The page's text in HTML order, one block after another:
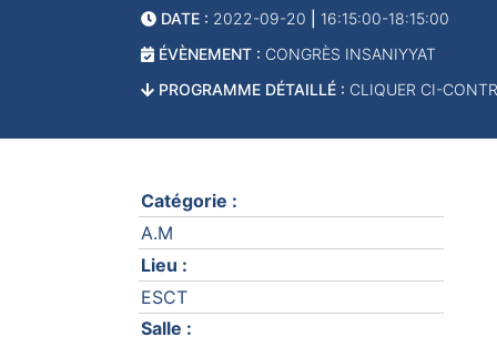
DATE : 2022-09-20
16:15:00-18:15:00
ÉVÈNEMENT : CONGRÈS INSANIYYAT
PROGRAMME DÉTAILLÉ : CLIQUER CI-
Catégorie :
A.M
Lieu :
ESCT
Salle :